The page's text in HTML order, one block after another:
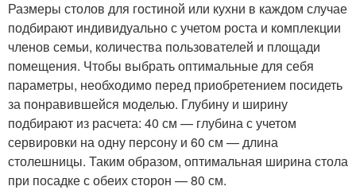
Размеры столов для гостиной или кухни в каждом случае
подбирают индивидуально с учетом роста и комплекции
членов семьи, количества пользователей и площади
помещения. Чтобы выбрать оптимальные для себя
параметры, необходимо перед приобретением посидеть
за понравившейся моделью. Глубину и ширину
подбирают из расчета: 40 см — глубина с учетом
сервировки на одну персону и 60 см — длина
столешницы. Таким образом, оптимальная ширина стола
при посадке с обеих сторон — 80 см.